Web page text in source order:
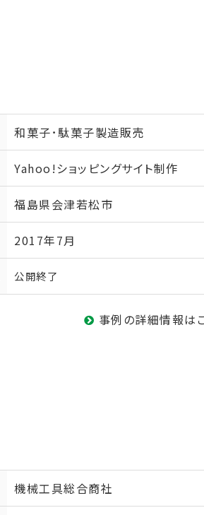
和菓子･駄菓子製造販売
Yahoo!ショッピングサイト制作
福島県会津若松市
2017年7月
公開終了
事例の詳細情報は
機械工具総合商社